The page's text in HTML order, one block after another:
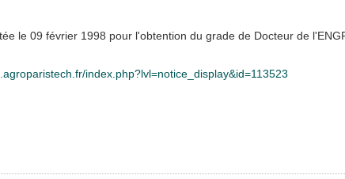
le 09 février 1998 pour l'obtention du grade de Docteur de
index.php?lvl=notice_display&id=113523